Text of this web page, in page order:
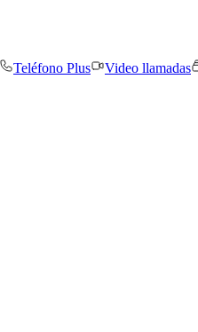
Teléfono Plus Video llamadas